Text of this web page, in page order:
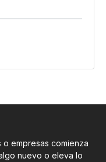
o empresas comienza
nuevo o eleva lo